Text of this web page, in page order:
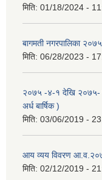
मिति: 01/18/2024 -
बागमती नगरपालिका
मिति: 06/28/2023 -
२०७५ -४-१ देखि २०७५-
अर्ध बार्षिक )
मिति: 03/06/2019 -
आय व्यय विवरण
मिति: 02/12/2019 -